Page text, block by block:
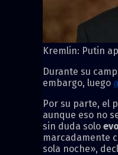
Kremlin: Putin
Durante su
embargo, luego
Por su parte, el
aunque eso no
sin duda solo
marcadamente
sola noche»,